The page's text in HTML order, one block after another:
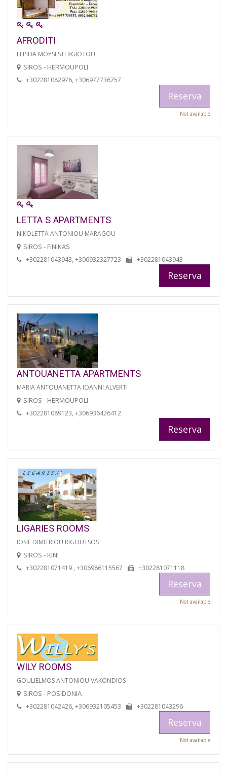
AFRODITI
ELPIDA MOYSI STERGIOTOU
SIROS - HERMOUPOLI
+302281082976, +306977736757
Reserva
Not available
LETTA S APARTMENTS
NIKOLETTA ANTONIOU MARAGOU
SIROS - FINIKAS
+302281043943, +306932327723 +302281043943
Reserva
ANTOUANETTA APARTMENTS
MARIA ANTOUANETTA IOANNI ALVERTI
SIROS - HERMOUPOLI
+302281089123, +306936426412
Reserva
LIGARIES ROOMS
IOSIF DIMITRIOU RIGOUTSOS
SIROS - KINI
+302281071419 , +306986115567 +302281071118
Reserva
Not available
WILY ROOMS
GOULIELMOS ANTONIOU VAKONDIOS
SIROS - POSIDONIA
+302281042426, +306932105453 +302281043296
Reserva
Not available